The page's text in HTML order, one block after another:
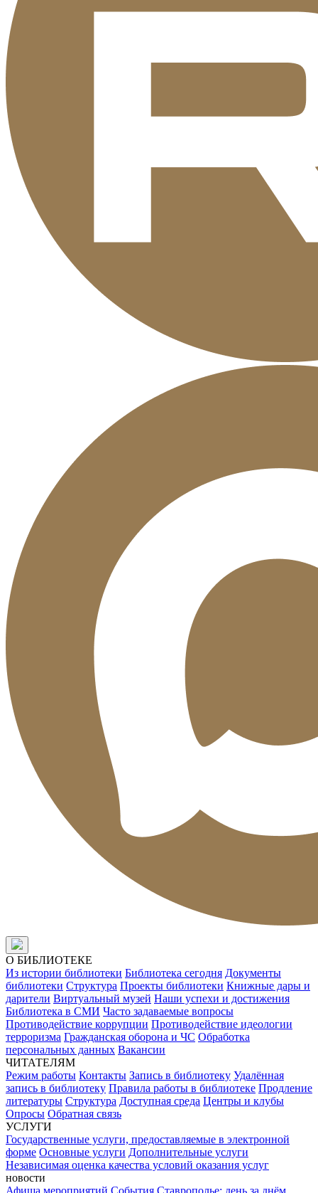
О БИБЛИОТЕКЕ
Из истории библиотеки Библиотека сегодня Документы
библиотеки Структура Проекты библиотеки Книжные дары и
дарители Виртуальный музей Наши успехи и достижения
Библиотека в СМИ Часто задаваемые вопросы
Противодействие коррупции Противодействие идеологии
терроризма Гражданская оборона и ЧС Обработка
персональных данных Вакансии
ЧИТАТЕЛЯМ
Режим работы Контакты Запись в библиотеку Удалённая
запись в библиотеку Правила работы в библиотеке Продление
литературы Структура Доступная среда Центры и клубы
Опросы Обратная связь
УСЛУГИ
Государственные услуги, предоставляемые в электронной
форме Основные услуги Дополнительные услуги
Независимая оценка качества условий оказания услуг
новости
Афиша мероприятий События Ставрополье: день за днём